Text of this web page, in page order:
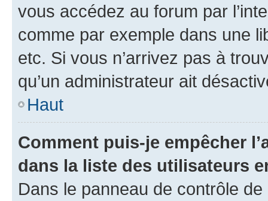
vous accédez au forum par
comme par exemple dans une
etc. Si vous n’arrivez pas à
qu’un administrateur ait
Haut
Comment puis-je empêcher
dans la liste des utilisateurs
Dans le panneau de contrôle